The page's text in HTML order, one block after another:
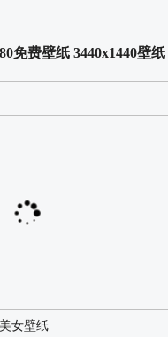
免费壁纸 3440x1440壁纸